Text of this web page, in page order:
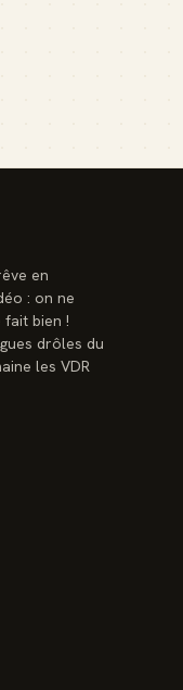
en
: on ne
fait bien !
drôles du
les VDR